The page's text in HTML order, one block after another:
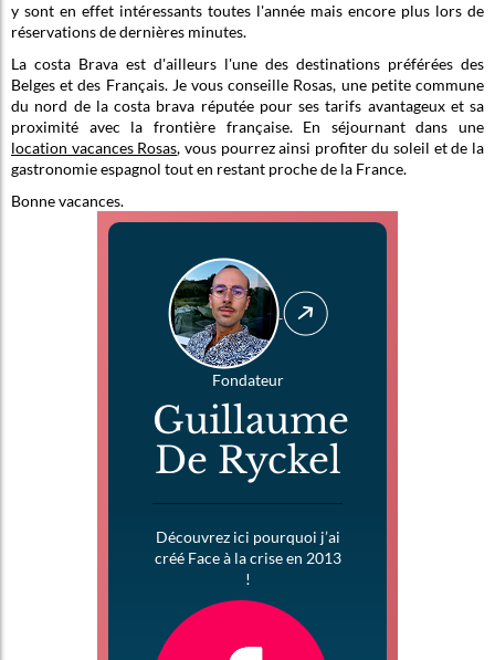
y sont en effet intéressants toutes l'année mais encore plus lors de
réservations de dernières minutes.
La costa Brava est d'ailleurs l'une des destinations préférées des
Belges et des Français. Je vous conseille Rosas, une petite commune
du nord de la costa brava réputée pour ses tarifs avantageux et sa
proximité avec la frontière française. En séjournant dans une
location vacances Rosas, vous pourrez ainsi profiter du soleil et de la
gastronomie espagnol tout en restant proche de la France.
Bonne vacances.
Fondateur
Guillaume
De Ryckel
Découvrez ici pourquoi j’ai
créé Face à la crise en 2013
!